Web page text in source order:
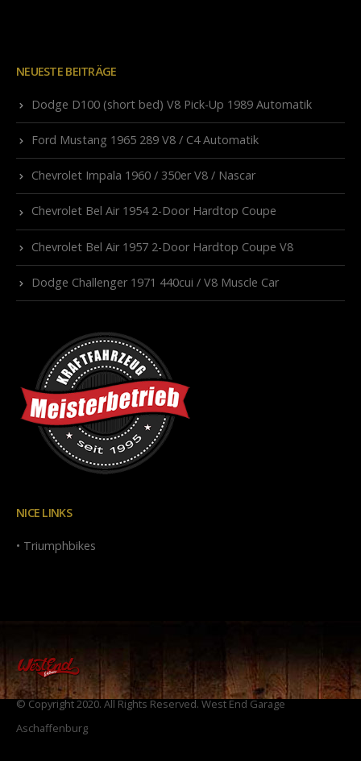
NEUESTE BEITRÄGE
Dodge D100 (short bed) V8 Pick-Up 1989 Automatik
Ford Mustang 1965 289 V8 / C4 Automatik
Chevrolet Impala 1960 / 350er V8 / Nascar
Chevrolet Bel Air 1954 2-Door Hardtop Coupe
Chevrolet Bel Air 1957 2-Door Hardtop Coupe V8
Dodge Challenger 1971 440cui / V8 Muscle Car
NICE LINKS
• Triumphbikes
© Copyright 2020. All Rights Reserved. West End Garage
Aschaffenburg